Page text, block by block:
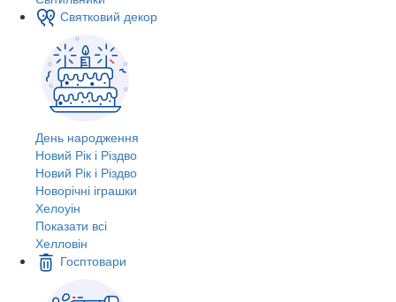
Святковий декор
День народження
Новий Рік і Різдво
Новий Рік і Різдво
Новорічні іграшки
Хелоуін
Показати всі
Хелловін
Госптовари